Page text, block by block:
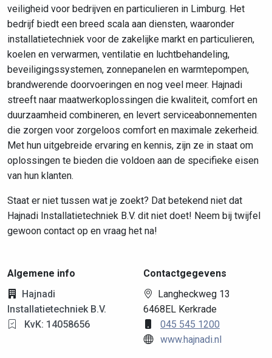
veiligheid voor bedrijven en particulieren in Limburg. Het
bedrijf biedt een breed scala aan diensten, waaronder
installatietechniek voor de zakelijke markt en particulieren,
koelen en verwarmen, ventilatie en luchtbehandeling,
beveiligingssystemen, zonnepanelen en warmtepompen,
brandwerende doorvoeringen en nog veel meer. Hajnadi
streeft naar maatwerkoplossingen die kwaliteit, comfort en
duurzaamheid combineren, en levert serviceabonnementen
die zorgen voor zorgeloos comfort en maximale zekerheid.
Met hun uitgebreide ervaring en kennis, zijn ze in staat om
oplossingen te bieden die voldoen aan de specifieke eisen
van hun klanten.
Staat er niet tussen wat je zoekt? Dat betekend niet dat
Hajnadi Installatietechniek B.V. dit niet doet! Neem bij twijfel
gewoon contact op en vraag het na!
Algemene info
Hajnadi
Installatietechniek B.V.
KvK: 14058656
Contactgegevens
Langheckweg 13
6468EL Kerkrade
045 545 1200
www.hajnadi.nl